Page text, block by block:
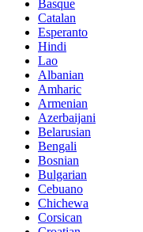
Basque
Catalan
Esperanto
Hindi
Lao
Albanian
Amharic
Armenian
Azerbaijani
Belarusian
Bengali
Bosnian
Bulgarian
Cebuano
Chichewa
Corsican